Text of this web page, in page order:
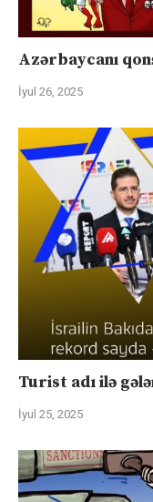
Azərbaycanı
İyul 26, 2025
Turist adı ilə
İyul 25, 2025